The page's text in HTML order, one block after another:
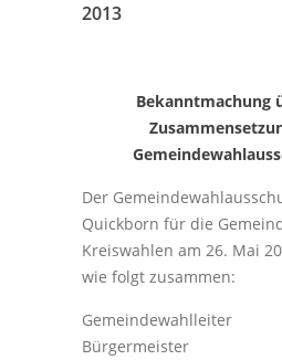
2013
Bekanntmachung
Der
Quickborn für die
Kreiswahlen am 26. Mai
wie folgt zusammen:
Gemeindewahlleiter
Bürgermeister